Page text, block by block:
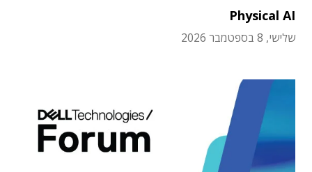
Physical AI
שלישי, 8 בספטמבר 2026